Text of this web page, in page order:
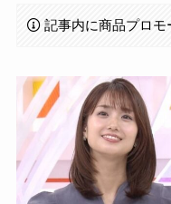
記事内に商品プロモ